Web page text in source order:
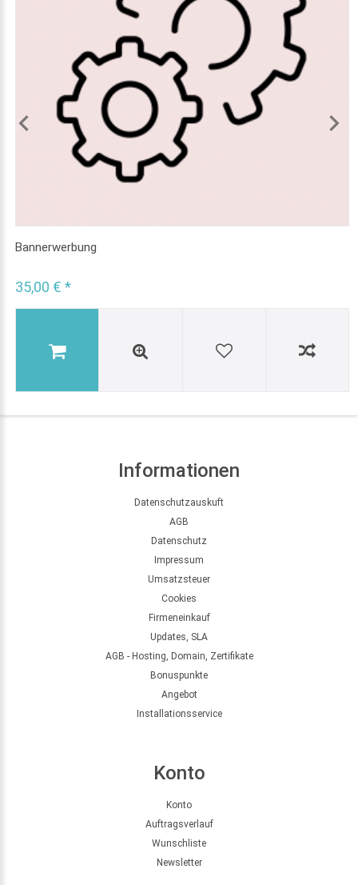
Bannerwerbung
35,00 € *
Informationen
Datenschutzauskuft
AGB
Datenschutz
Impressum
Umsatzsteuer
Cookies
Firmeneinkauf
Updates, SLA
AGB - Hosting, Domain, Zertifikate
Bonuspunkte
Angebot
Installationsservice
Konto
Konto
Auftragsverlauf
Wunschliste
Newsletter